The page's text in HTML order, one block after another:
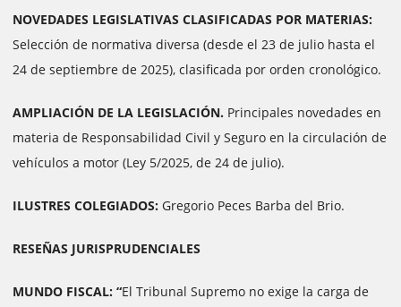
NOVEDADES LEGISLATIVAS CLASIFICADAS POR MATERIAS:
Selección de normativa diversa (desde el 23 de julio hasta el
24 de septiembre de 2025), clasificada por orden cronológico.
AMPLIACIÓN DE LA LEGISLACIÓN. Principales novedades en
materia de Responsabilidad Civil y Seguro en la circulación de
vehículos a motor (Ley 5/2025, de 24 de julio).
ILUSTRES COLEGIADOS: Gregorio Peces Barba del Brio.
RESEÑAS JURISPRUDENCIALES
MUNDO FISCAL: “El Tribunal Supremo no exige la carga de